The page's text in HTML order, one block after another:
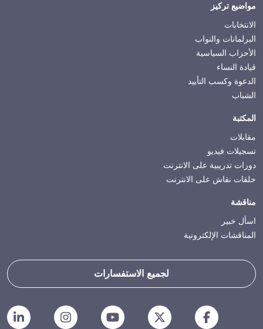
مواضيع تركيز
الانتخابات
البرلمانات والنواب
الأحزاب السياسية
قيادة النساء
الدعوة وكسب التأييد
الشباب
المكتبة
مقابلات
تسجيلات فيديو
دورات تدريبية على الانترنت
حلقات نقاش على الانترنت
مناقشة
اسأل خبير
المناقشات الإلكترونية
لجميع الاستفسارات